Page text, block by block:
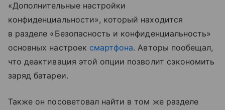
«Дополнительные настройки
конфиденциальности», который находится
в разделе «Безопасность и конфиденциальность»
основных настроек смартфона. Авторы пообещал,
что деактивация этой опции позволит сэкономить
заряд батареи.
Также он посоветовал найти в том же разделе